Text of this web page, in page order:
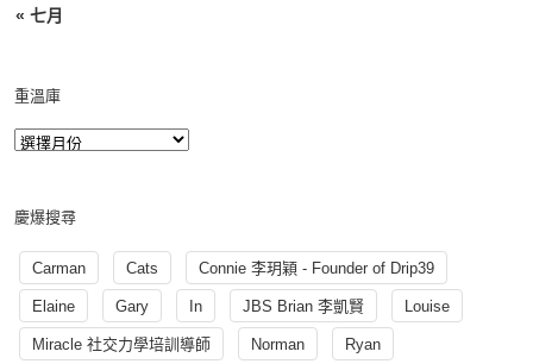
« 七月
重溫庫
慶爆搜尋
Carman Cats Connie 李玥穎 - Founder of Drip39
Elaine Gary In JBS Brian 李凱賢 Louise
Miracle 社交力學培訓導師 Norman Ryan